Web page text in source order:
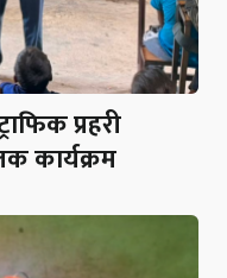
प्रहरी
कार्यक्रम